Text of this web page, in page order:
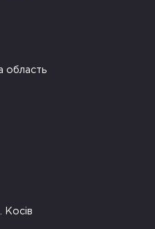
область
Косів